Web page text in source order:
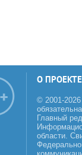
О ПРОЕКТЕ
© 2001-
Главный
области.